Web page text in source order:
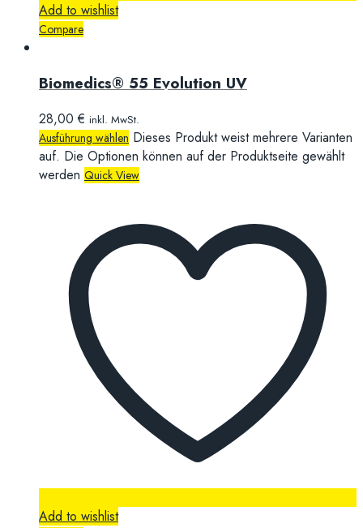
Add to wishlist
Compare
Biomedics® 55 Evolution UV
28,00€ inkl. MwSt.
Ausführung wählen Dieses Produkt weist mehrere Varianten
auf. Die Optionen können auf der Produktseite gewählt
werden Quick View
Add to wishlist